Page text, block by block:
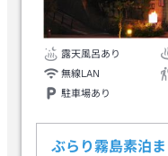
露天風呂あり
無線LAN
駐車場あり
ぶらり霧島素泊